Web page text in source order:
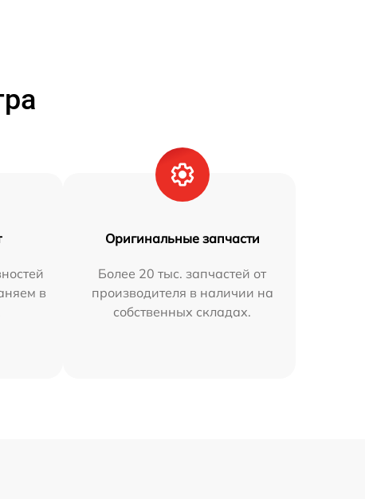
в
Оригинальные запчасти
Более 20 тыс. запчастей от
производителя в наличии на
собственных складах.